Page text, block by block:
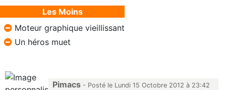
Les Moins
Moteur graphique vieillissant
Un héros muet
Pimacs - Posté le Lundi 15 Octobre 2012 à 23:42